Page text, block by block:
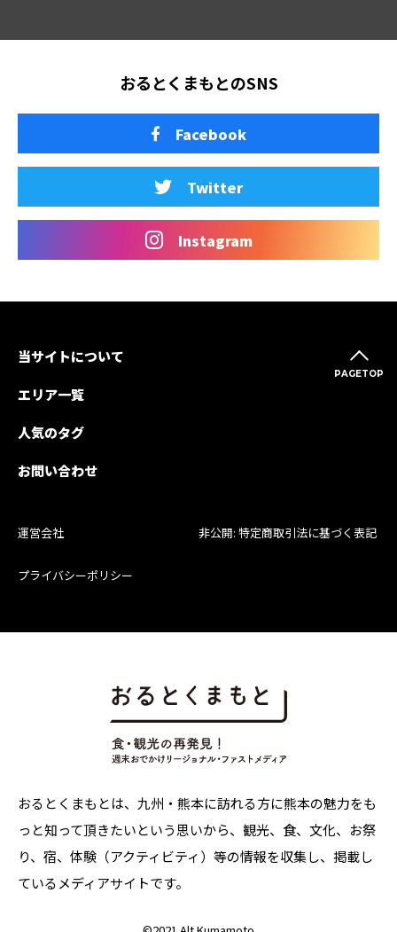
おるとくまもとのSNS
Facebook
Twitter
Instagram
PAGETOP
当サイトについて
エリア一覧
人気のタグ
お問い合わせ
運営会社 非公開: 特定商取引法に基づく表記
プライバシーポリシー
おるとくまもとは、九州・熊本に訪れる方に熊本の魅力をも
っと知って頂きたいという思いから、観光、食、文化、お祭
り、宿、体験（アクティビティ）等の情報を収集し、掲載し
ているメディアサイトです。